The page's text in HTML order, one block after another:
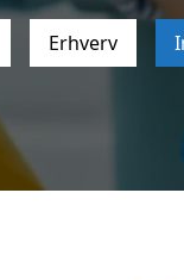
Erhverv